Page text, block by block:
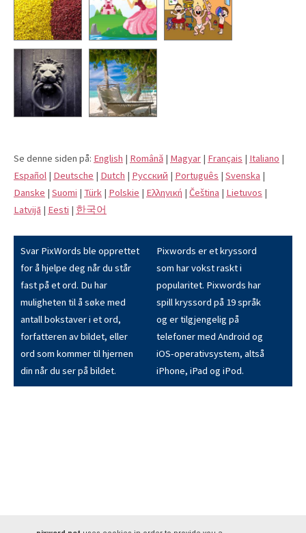
Se denne siden på: English | Română | Magyar | Français | Italiano |
Español | Deutsche | Dutch | Pусский | Português | Svenska |
Danske | Suomi | Türk | Polskie | Eλληνική | Čeština | Lietuvos |
Latvijā | Eesti | 한국어
Svar PixWords ble opprettet
for å hjelpe deg når du står
fast på et ord. Du har
muligheten til å søke med
antall bokstaver i et ord,
forfatteren av bildet, eller
ord som kommer til hjernen
din når du ser på bildet.
Pixwords er et kryssord
som har vokst raskt i
popularitet. Pixwords har
spill kryssord på 19 språk
og er tilgjengelig på
telefoner med Android og
iOS-operativsystem, altså
iPhone, iPad og iPod.